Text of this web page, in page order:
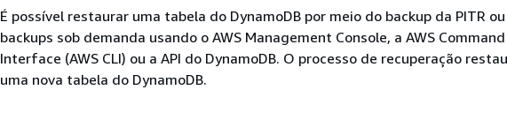
É possível restaurar uma tabela do DynamoDB por meio do backup da PITR
backups sob demanda usando o AWS Management Console, a AWS
Interface (AWS CLI) ou a API do DynamoDB. O processo de recuperação
uma nova tabela do DynamoDB.